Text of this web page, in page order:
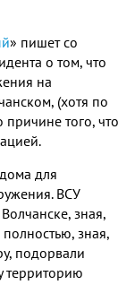
» пишет со
о том, что
на
(хотя по
того, что
для
ВСУ
зная,
полностью, зная,
подорвали
территорию